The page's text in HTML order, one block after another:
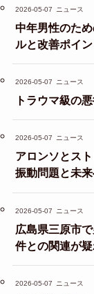
2026-05-07 ニュース
中年男性のた
ルと改善ポイ
2026-05-07 ニュース
トラウマ級の
2026-05-07 ニュース
アロンソとス
振動問題と未
2026-05-07 ニュース
広島県三原市
件との関連が
2026-05-07 ニュース